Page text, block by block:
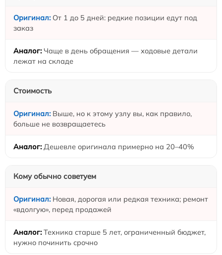
От 1 до 5 дней: редкие позиции едут под
заказ
Чаще в день обращения — ходовые детали
лежат на складе
Стоимость
Выше, но к этому узлу вы, как правило,
больше не возвращаетесь
Дешевле оригинала примерно на 20–40%
Кому обычно советуем
Новая, дорогая или редкая техника; ремонт
«вдолгую», перед продажей
Техника старше 5 лет, ограниченный бюджет,
нужно починить срочно